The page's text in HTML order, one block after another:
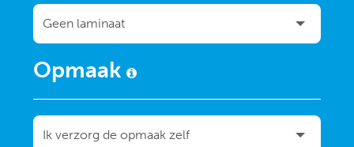
Opmaak